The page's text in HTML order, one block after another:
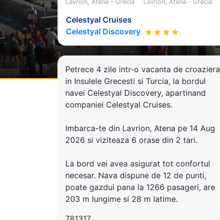
Lavrion, Atena - Grecia Lavrion, Atena - Grecia
Celestyal Cruises
Celestyal Discovery
Petrece 4 zile intr-o vacanta de croaziera
in Insulele Grecesti si Turcia, la bordul
navei Celestyal Discovery, apartinand
companiei Celestyal Cruises.
Imbarca-te din Lavrion, Atena pe 14 Aug
2026 si viziteaza 6 orase din 2 tari.
La bord vei avea asigurat tot confortul
necesar. Nava dispune de 12 de punti,
poate gazdui pana la 1266 pasageri, are
203 m lungime si 28 m latime.